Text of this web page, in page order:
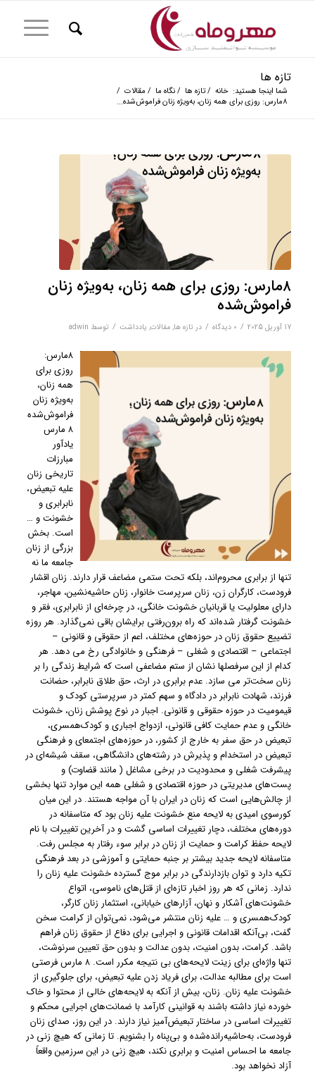
تازه ها
شما اینجا هستید: خانه / تازه ها / نگاه ما / مقالات /
۸مارس: روزی برای همه زنان، به‌ویژه زنان فراموش‌شده...
۸مارس: روزی برای همه زنان، به‌ویژه زنان
فراموش‌شده
17 آوریل 2025 / 0 دیدگاه‌ / در تازه ها, مقالات, یادداشت / توسط adwin
۸مارس:
روزی برای
همه زنان،
به‌ویژه زنان
فراموش‌شده
۸ مارس
یادآور
مبارزات
تاریخی زنان
علیه تبعیض،
نابرابری و
خشونت و …
است. بخش
بزرگی از زنان
جامعه ما نه
تنها از برابری محروم‌اند، بلکه تحت ستمی مضاعف قرار دارند. زنان اقشار
فرودست، کارگران زن، زنان سرپرست خانوار، زنان حاشیه‌نشین، مهاجر،
دارای معلولیت یا قربانیان خشونت خانگی، در چرخه‌ای از نابرابری، فقر و
خشونت گرفتار شده‌اند که راه برون‌رفتی برایشان باقی نمی‌گذارد. هر روزه
تضییع حقوق زنان در حوزه‌های مختلف، اعم از حقوقی و قانونی –
اجتماعی – اقتصادی و شغلی – فرهنگی و خانوادگی رخ می دهد. هر
کدام از این سرفصلها نشان از ستم مضاعفی است که شرایط زندگی را بر
زنان سخت‌تر می سازد. عدم برابری در ارث، حق طلاق نابرابر، حضانت
فرزند، شهادت نابرابر در دادگاه و سهم کمتر در سرپرستی کودک و
قیمومیت در حوزه حقوقی و قانونی. اجبار در نوع پوشش زنان، خشونت
خانگی و عدم حمایت کافی قانونی، ازدواج اجباری و کودک‌همسری،
تبعیض در حق سفر به خارج از کشور، در حوزه‌های اجتمعای و فرهنگی
تبعیض در استخدام و پذیرش در رشته‌های دانشگاهی، سقف شیشه‌ای در
پیشرفت شغلی و محدودیت در برخی مشاغل ( مانند قضاوت) و
پست‌های مدیریتی در حوزه اقتصادی و شغلی همه این موارد تنها بخشی
از چالش‌هایی است که زنان در ایران با آن مواجه هستند. در این میان
کورسوی امیدی به لایحه منع خشونت علیه زنان بود که متاسفانه در
دوره‌های مختلف، دچار تغییرات اساسی گشت و در آخرین تغییرات با نام
لایحه حفظ کرامت و حمایت از زنان در برابر سوء رفتار به مجلس رفت.
متاسفانه لایحه جدید بیشتر بر جنبه حمایتی و آموزشی در بعد فرهنگی
تکیه دارد و توان بازدارندگی در برابر موج گسترده خشونت علیه زنان را
ندارد. زمانی که هر روز اخبار تازه‌ای از قتل‌های‌ ناموسی، اتواع
خشونت‌های آشکار و نهان، آزارهای خیابانی، استثمار زنان کارگر،
کودک‌همسری و … علیه زنان منتشر می‌شود، نمی‌توان از کرامت سخن
گفت، بی‌آنکه اقدامات قانونی و اجرایی برای دفاع از حقوق زنان فراهم
باشد. کرامت، بدون امنیت، بدون عدالت و بدون حق تعیین سرنوشت،
تنها واژه‌ای برای زینت لایحه‌های بی نتیجه مکرر است. ۸ مارس فرصتی
است برای مطالبه عدالت، برای فریاد زدن علیه تبعیض، برای جلوگیری از
خشونت علیه زنان. زنان، بیش از آنکه به لایحه‌های خالی از محتوا و خاک
خورده نیاز داشته باشند به قوانینی کارآمد با ضمانت‌های اجرایی محکم و
تغییرات اساسی در ساختار تبعیض‌آمیز نیاز دارند. در این روز، صدای زنان
فرودست، به‌حاشیه‌رانده‌شده و بی‌پناه را بشنویم. تا زمانی که هیچ زنی در
جامعه ما احساس امنیت و برابری نکند، هیچ زنی در این سرزمین واقعاً
آزاد نخواهد بود.